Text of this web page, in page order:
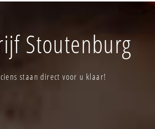
Stoutenburg
staan direct voor u klaar!